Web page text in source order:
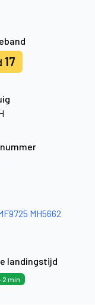
17
MH5662
landingstijd
-2 min